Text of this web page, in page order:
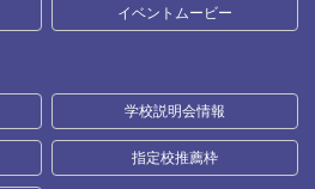
イベントムービー
学校説明会情報
指定校推薦枠